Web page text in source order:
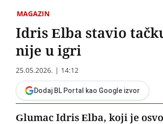
MAGAZIN
Idris Elba stavio
nije u igri
25.05.2026. | 14:12
Dodaj BL Portal kao Google izvor
Glumac Idris Elba, koji je